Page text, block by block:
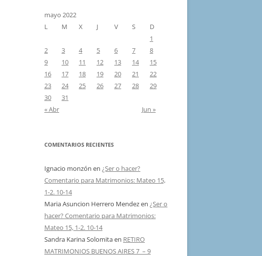
mayo 2022
L
M X J V S
D
1
2
3 4 5 6 7
8
9
10 11 12 13 14
15
16
17 18 19 20 21
22
23
24 25 26 27 28
29
30
31
« Abr
Jun »
COMENTARIOS RECIENTES
Ignacio monzón en ¿Ser o hacer?
Comentario para Matrimonios: Mateo 15,
1-2. 10-14
Maria Asuncion Herrero Mendezen ¿Ser o
hacer? Comentario para Matrimonios:
Mateo 15, 1-2. 10-14
Sandra Karina Solomitaen RETIRO
MATRIMONIOS BUENOS AIRES 7 – 9